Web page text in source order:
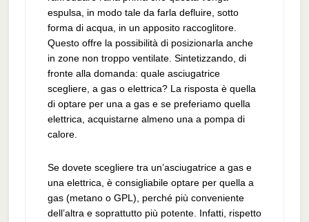
espulsa, in modo tale da farla defluire, sotto
forma di acqua, in un apposito raccoglitore.
Questo offre la possibilità di posizionarla anche
in zone non troppo ventilate. Sintetizzando, di
fronte alla domanda: quale asciugatrice
scegliere, a gas o elettrica? La risposta è quella
di optare per una a gas e se preferiamo quella
elettrica, acquistarne almeno una a pompa di
calore.
Se dovete scegliere tra un’asciugatrice a gas e
una elettrica, è consigliabile optare per quella a
gas (metano o GPL), perché più conveniente
dell’altra e soprattutto più potente. Infatti, rispetto